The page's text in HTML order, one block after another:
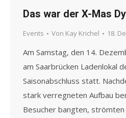
Das war der X-Mas
Events Von Kay Krichel 18.
Am Samstag, den 14.
am Saarbrücken Ladenlokal
Saisonabschluss statt.
stark verregneten Aufbau
Besucher bangten,